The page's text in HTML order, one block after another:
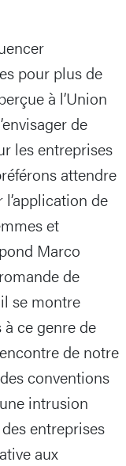
pour plus de
à l’Union
de
les entreprises
attendre
de
et
Marco
de
se montre
ce genre de
de notre
conventions
intrusion
entreprises
aux